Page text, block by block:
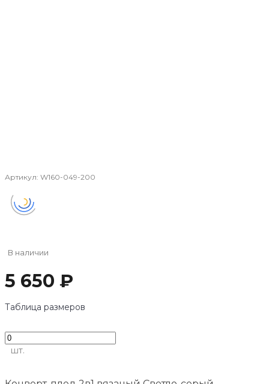
Артикул: W160-049-200
В наличии
5 650 ₽
Таблица размеров
шт.